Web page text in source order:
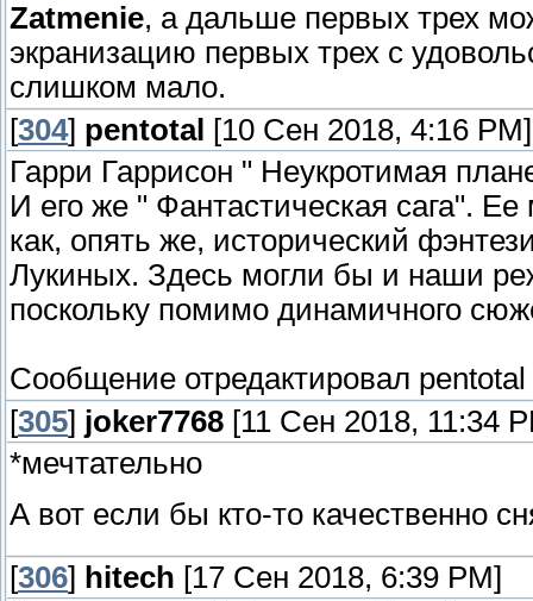
Zatmenie, а дальше первых трех
экранизацию первых трех с
слишком мало.
[304] pentotal
[10 Сен 2018, 4:16 PM]
Гарри Гаррисон " Неукротимая
И его же " Фантастическая сага".
как, опять же, исторический
Лукиных. Здесь могли бы и наши
поскольку помимо динамичного
Сообщение отредактировал pentotal
[305] joker7768 [11 Сен 2018, 11:34
*мечтательно
А вот если бы кто-то качественно
[306] hitech [17 Сен 2018, 6:39 PM]